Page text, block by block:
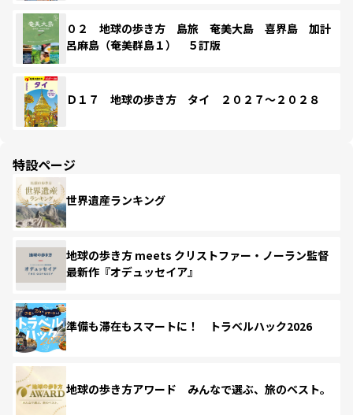
０２ 地球の歩き方 島旅 奄美大島 喜界島 加計
呂麻島（奄美群島１） ５訂版
Ｄ１７ 地球の歩き方 タイ ２０２７～２０２８
特設ページ
世界遺産ランキング
地球の歩き方 meets クリストファー・ノーラン監督
最新作『オデュッセイア』
準備も滞在もスマートに！ トラベルハック2026
地球の歩き方アワード みんなで選ぶ、旅のベスト。